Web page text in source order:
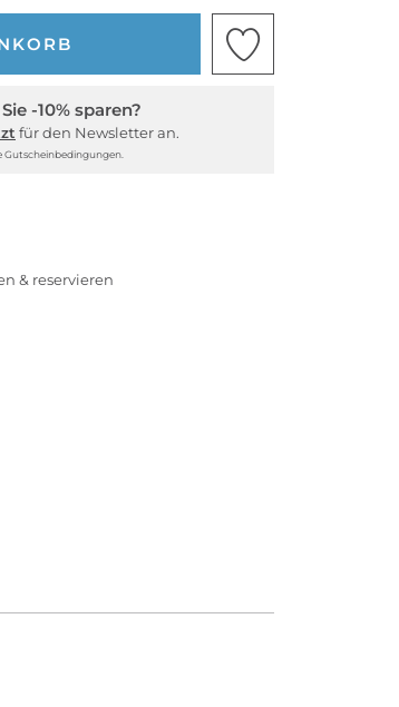
-10% sparen?
für den Newsletter an.
Gutscheinbedingungen.
& reservieren